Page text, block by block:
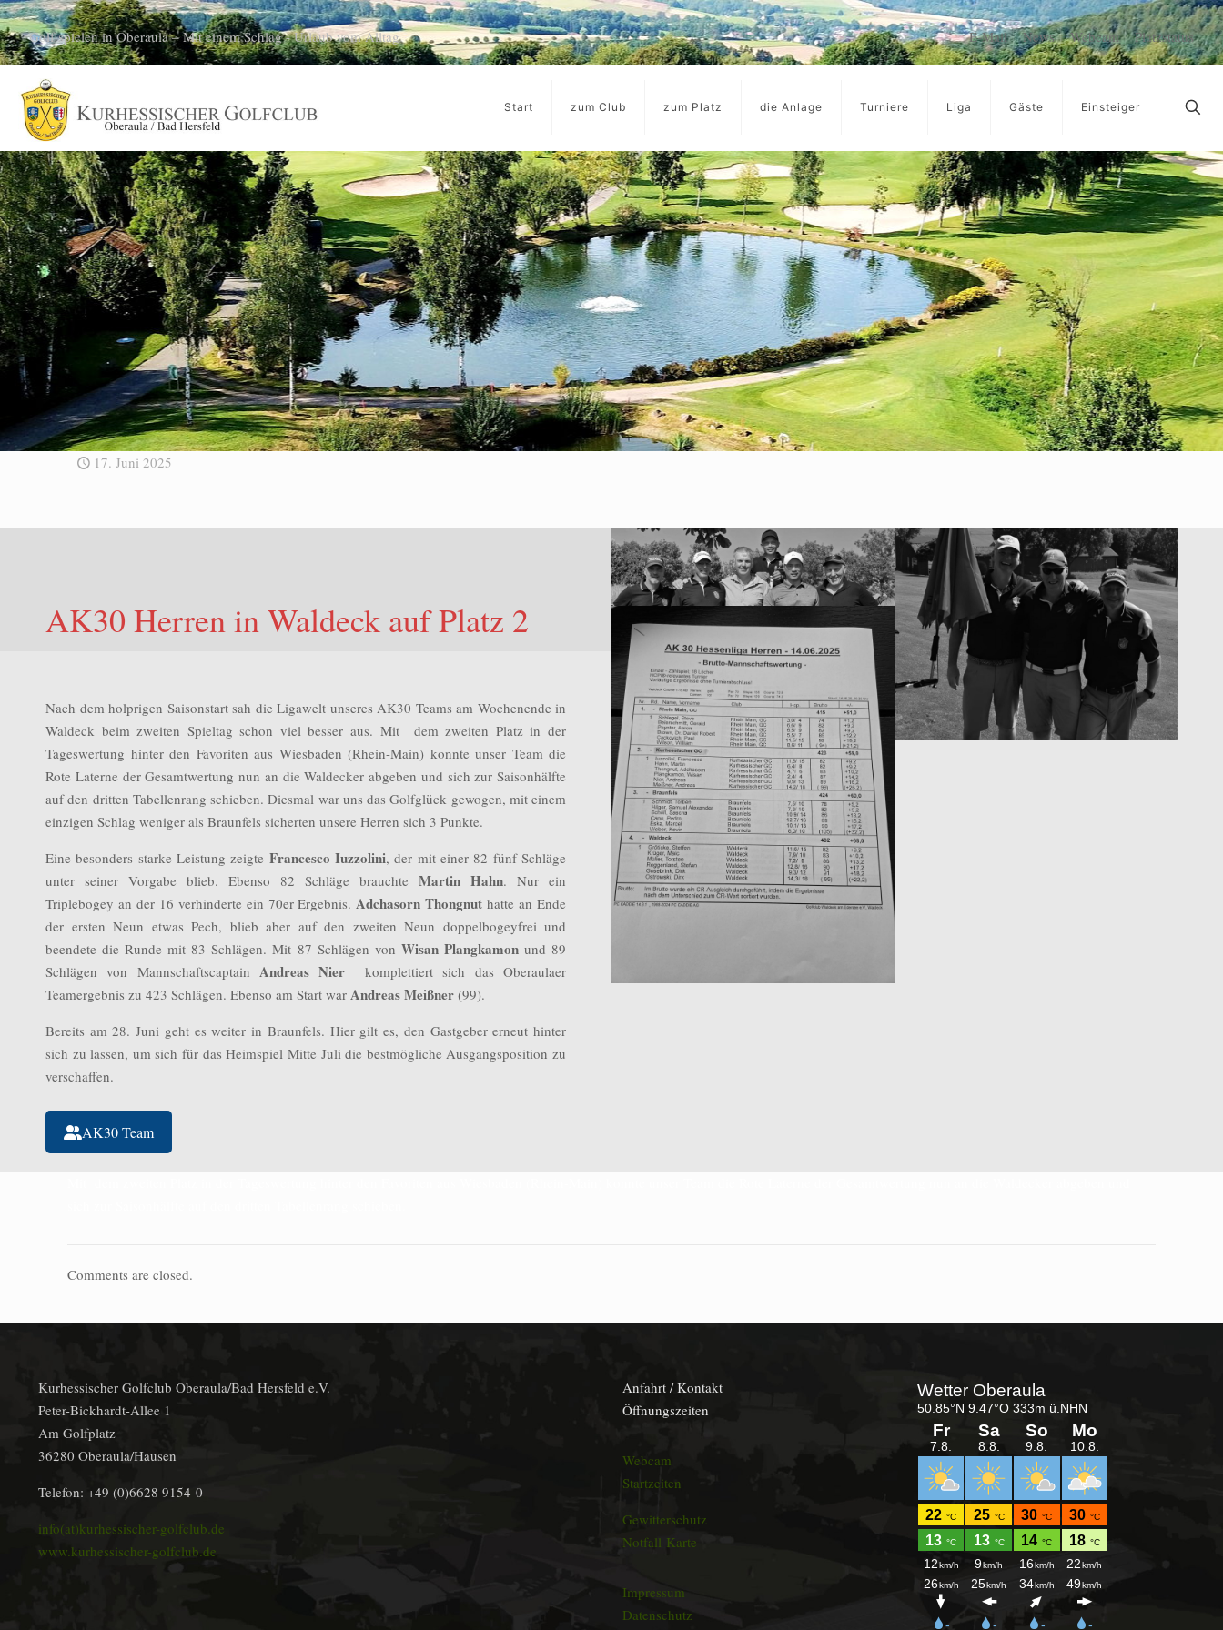
Golf spielen in Oberaula – Mit einem Schlag - Urlaub vom Alltag E-Mail News Webcam Platzstatus
Start zum Club zum Platz die Anlage Turniere Liga Gäste Einsteiger
17. Juni 2025
AK30 Herren in Waldeck auf Platz 2
Nach dem holprigen Saisonstart sah die Ligawelt unseres AK30 Teams am Wochenende in
Waldeck beim zweiten Spieltag schon viel besser aus. Mit dem zweiten Platz in der
Tageswertung hinter den Favoriten aus Wiesbaden (Rhein-Main) konnte unser Team die
Rote Laterne der Gesamtwertung nun an die Waldecker abgeben und sich zur Saisonhälfte
auf den dritten Tabellenrang schieben. Diesmal war uns das Golfglück gewogen, mit einem
einzigen Schlag weniger als Braunfels sicherten unsere Herren sich 3 Punkte.
Eine besonders starke Leistung zeigte Francesco Iuzzolini, der mit einer 82 fünf Schläge
unter seiner Vorgabe blieb. Ebenso 82 Schläge brauchte Martin Hahn. Nur ein
Triplebogey an der 16 verhinderte ein 70er Ergebnis.Adchasorn Thongnut hatte an Ende
der ersten Neun etwas Pech, blieb aber auf den zweiten Neun doppelbogeyfrei und
beendete die Runde mit 83 Schlägen. Mit 87 Schlägen von Wisan Plangkamonund 89
Schlägen von Mannschaftscaptain Andreas Nier komplettiert sich das Oberaulaer
Teamergebnis zu 423 Schlägen. Ebenso am Start war Andreas Meißner (99).
Bereits am 28. Juni geht es weiter in Braunfels. Hier gilt es, den Gastgeber erneut hinter
sich zu lassen, um sich für das Heimspiel Mitte Juli die bestmögliche Ausgangsposition zu
verschaffen.
AK30 Team
Comments are closed.
Kurhessischer Golfclub Oberaula/Bad Hersfeld e.V.
Peter-Bickhardt-Allee 1
Am Golfplatz
36280 Oberaula/Hausen
Telefon: +49 (0)6628 9154-0
info(at)kurhessischer-golfclub.de
www.kurhessischer-golfclub.de
Anfahrt / Kontakt
Öffnungszeiten
Webcam
Startzeiten
Gewitterschutz
Notfall-Karte
Impressum
Datenschutz